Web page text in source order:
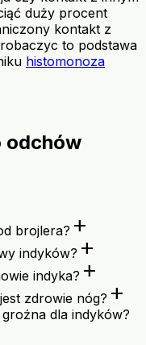
duży procent
kontakt z
to podstawa
histomonoza
odchów
brojlera? add
indyków? add
indyka? add
zdrowie nóg? add
dla indyków?